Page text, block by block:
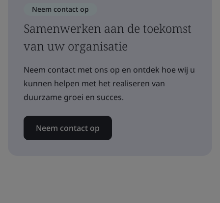
Neem contact op
Samenwerken aan de toekomst
van uw organisatie
Neem contact met ons op en ontdek hoe wij u
kunnen helpen met het realiseren van
duurzame groei en succes.
Neem contact op